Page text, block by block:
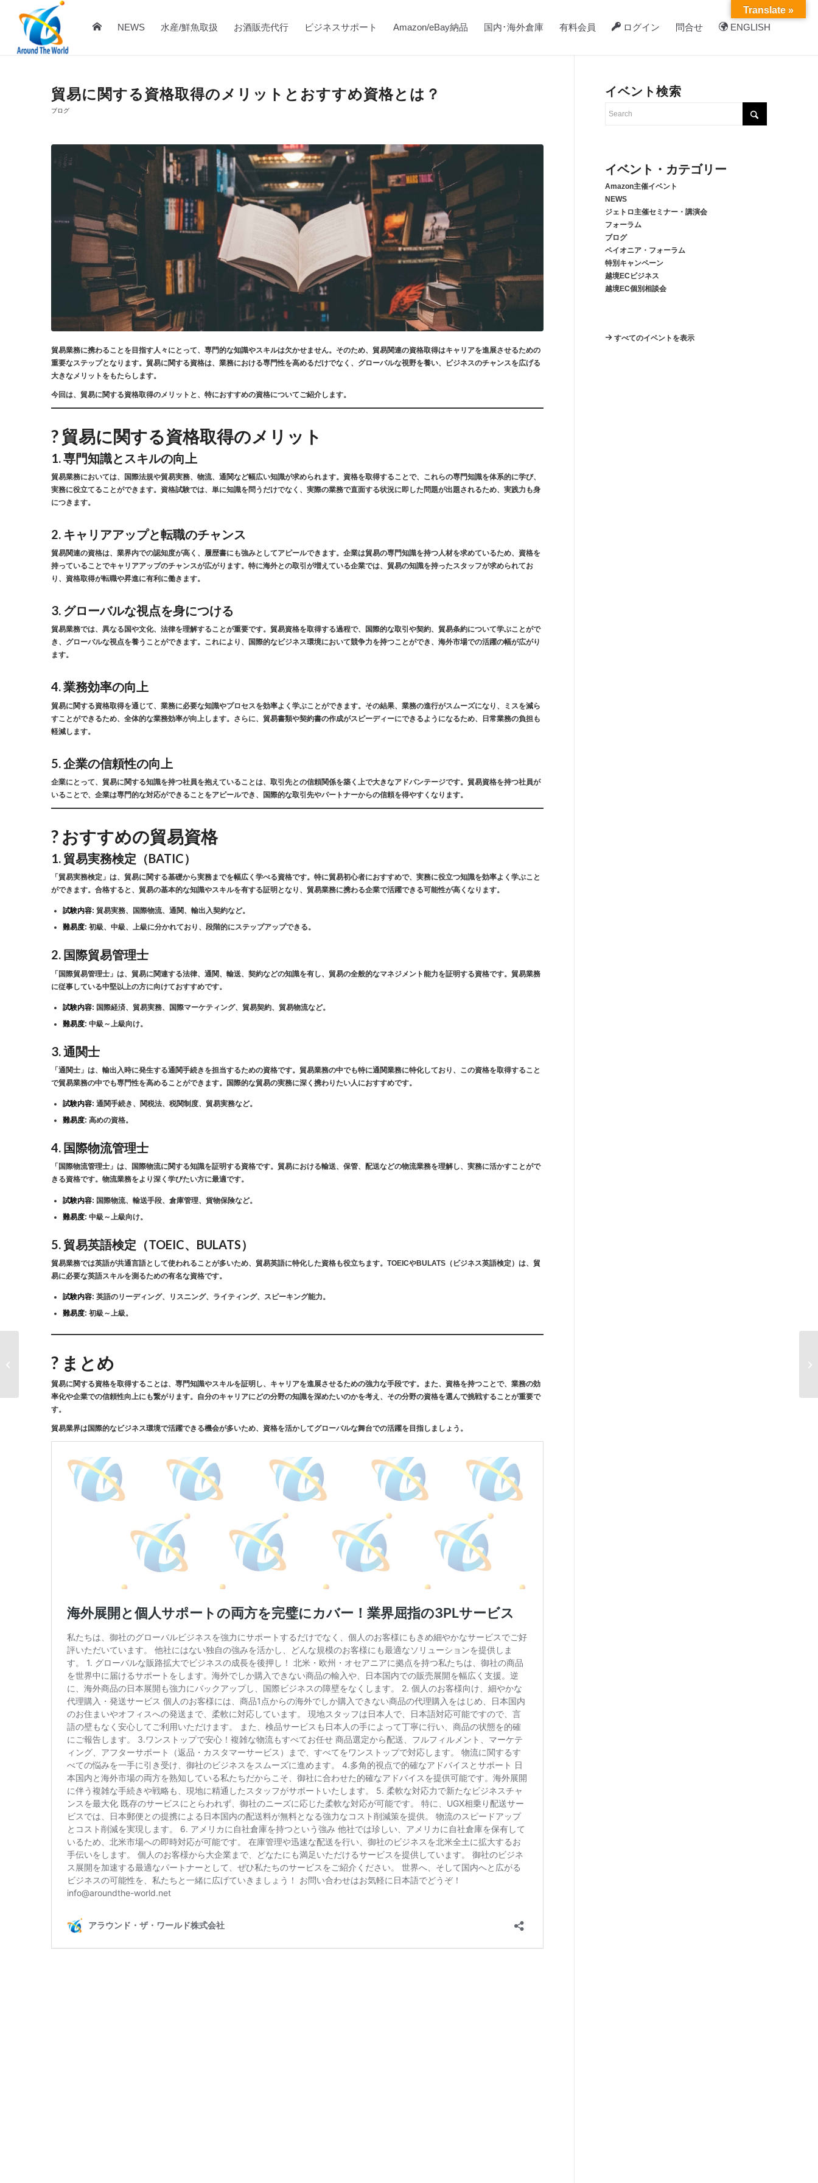
NEWS 水産/鮮魚取扱 お酒販売代行 ビジネスサポート Amazon/eBay納品 国内･海外倉庫 有料会員 ログイン 問合せ ENGLISH
貿易に関する資格取得のメリットとおすすめ資格とは？
ブログ
貿易業務に携わることを目指す人々にとって、専門的な知識やスキルは欠かせません。そのため、貿易関連の資格取得はキャリアを進展させるための
重要なステップとなります。貿易に関する資格は、業務における専門性を高めるだけでなく、グローバルな視野を養い、ビジネスのチャンスを広げる
大きなメリットをもたらします。
今回は、貿易に関する資格取得のメリットと、特におすすめの資格についてご紹介します。
? 貿易に関する資格取得のメリット
1.専門知識とスキルの向上
貿易業務においては、国際法規や貿易実務、物流、通関など幅広い知識が求められます。資格を取得することで、これらの専門知識を体系的に学び、
実務に役立てることができます。資格試験では、単に知識を問うだけでなく、実際の業務で直面する状況に即した問題が出題されるため、実践力も身
につきます。
2. キャリアアップと転職のチャンス
貿易関連の資格は、業界内での認知度が高く、履歴書にも強みとしてアピールできます。企業は貿易の専門知識を持つ人材を求めているため、資格を
持っていることでキャリアアップのチャンスが広がります。特に海外との取引が増えている企業では、貿易の知識を持ったスタッフが求められてお
り、資格取得が転職や昇進に有利に働きます。
3. グローバルな視点を身につける
貿易業務では、異なる国や文化、法律を理解することが重要です。貿易資格を取得する過程で、国際的な取引や契約、貿易条約について学ぶことがで
き、グローバルな視点を養うことができます。これにより、国際的なビジネス環境において競争力を持つことができ、海外市場での活躍の幅が広がり
ます。
4.業務効率の向上
貿易に関する資格取得を通じて、業務に必要な知識やプロセスを効率よく学ぶことができます。その結果、業務の進行がスムーズになり、ミスを減ら
すことができるため、全体的な業務効率が向上します。さらに、貿易書類や契約書の作成がスピーディーにできるようになるため、日常業務の負担も
軽減します。
5.企業の信頼性の向上
企業にとって、貿易に関する知識を持つ社員を抱えていることは、取引先との信頼関係を築く上で大きなアドバンテージです。貿易資格を持つ社員が
いることで、企業は専門的な対応ができることをアピールでき、国際的な取引先やパートナーからの信頼を得やすくなります。
? おすすめの貿易資格
1. 貿易実務検定（BATIC）
「貿易実務検定」は、貿易に関する基礎から実務までを幅広く学べる資格です。特に貿易初心者におすすめで、実務に役立つ知識を効率よく学ぶこと
ができます。合格すると、貿易の基本的な知識やスキルを有する証明となり、貿易業務に携わる企業で活躍できる可能性が高くなります。
試験内容: 貿易実務、国際物流、通関、輸出入契約など。
難易度: 初級、中級、上級に分かれており、段階的にステップアップできる。
2. 国際貿易管理士
「国際貿易管理士」は、貿易に関連する法律、通関、輸送、契約などの知識を有し、貿易の全般的なマネジメント能力を証明する資格です。貿易業務
に従事している中堅以上の方に向けておすすめです。
試験内容: 国際経済、貿易実務、国際マーケティング、貿易契約、貿易物流など。
難易度: 中級～上級向け。
3.通関士
「通関士」は、輸出入時に発生する通関手続きを担当するための資格です。貿易業務の中でも特に通関業務に特化しており、この資格を取得すること
で貿易業務の中でも専門性を高めることができます。国際的な貿易の実務に深く携わりたい人におすすめです。
試験内容: 通関手続き、関税法、税関制度、貿易実務など。
難易度: 高めの資格。
4. 国際物流管理士
「国際物流管理士」は、国際物流に関する知識を証明する資格です。貿易における輸送、保管、配送などの物流業務を理解し、実務に活かすことがで
きる資格です。物流業務をより深く学びたい方に最適です。
試験内容: 国際物流、輸送手段、倉庫管理、貨物保険など。
難易度: 中級～上級向け。
5. 貿易英語検定（TOEIC、BULATS）
貿易業務では英語が共通言語として使われることが多いため、貿易英語に特化した資格も役立ちます。TOEICやBULATS（ビジネス英語検定）は、貿
易に必要な英語スキルを測るための有名な資格です。
試験内容: 英語のリーディング、リスニング、ライティング、スピーキング能力。
難易度: 初級～上級。
? まとめ
貿易に関する資格を取得することは、専門知識やスキルを証明し、キャリアを進展させるための強力な手段です。また、資格を持つことで、業務の効
率化や企業での信頼性向上にも繋がります。自分のキャリアにどの分野の知識を深めたいのかを考え、その分野の資格を選んで挑戦することが重要で
す。
貿易業界は国際的なビジネス環境で活躍できる機会が多いため、資格を活かしてグローバルな舞台での活躍を目指しましょう。
イベント検索
イベント・カテゴリー
Amazon主催イベント
NEWS
ジェトロ主催セミナー・講演会
フォーラム
ブログ
ペイオニア・フォーラム
特別キャンペーン
越境ECビジネス
越境EC個別相談会
すべてのイベントを表示
す”商品ページ構成と
Translate »